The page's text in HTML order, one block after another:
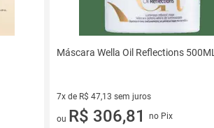
Máscara Wella Oil Reflections 500ML
7x de R$ 47,13 sem juros
7 vez de R$ 47,13 sem juros
ou R$ 306,81
no Pix